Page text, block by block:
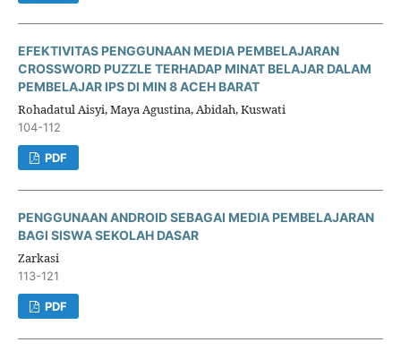
EFEKTIVITAS PENGGUNAAN MEDIA PEMBELAJARAN
CROSSWORD PUZZLE TERHADAP MINAT BELAJAR DALAM
PEMBELAJAR IPS DI MIN 8 ACEH BARAT
Rohadatul Aisyi, Maya Agustina, Abidah, Kuswati
104-112
PDF
PENGGUNAAN ANDROID SEBAGAI MEDIA PEMBELAJARAN
BAGI SISWA SEKOLAH DASAR
Zarkasi
113-121
PDF